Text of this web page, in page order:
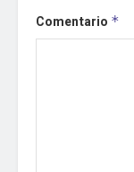
Comentario *